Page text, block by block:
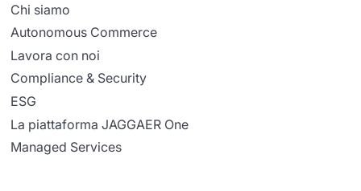
Chi siamo
Autonomous Commerce
Lavora con noi
Compliance & Security
ESG
La piattaforma JAGGAER One
Managed Services